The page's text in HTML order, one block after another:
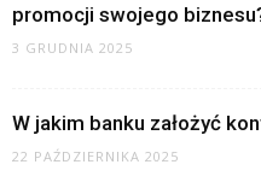
promocji swojego
3 GRUDNIA 2025
W jakim banku założyć
22 PAŹDZIERNIKA 2025